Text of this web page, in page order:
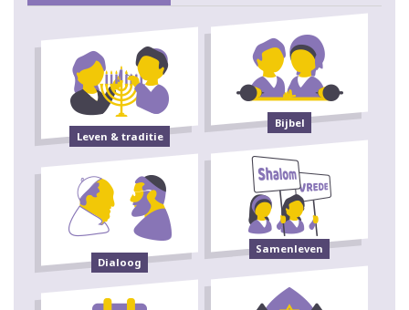
Leven & traditie
Bijbel
Dialoog
Samenleven